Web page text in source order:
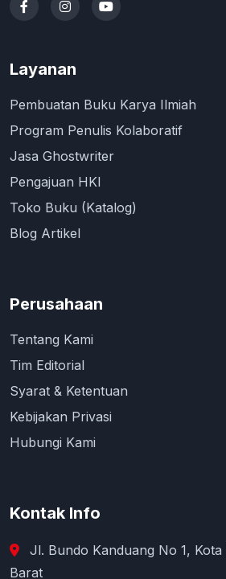
Layanan
Pembuatan Buku Karya Ilmiah
Program Penulis Kolaboratif
Jasa Ghostwriter
Pengajuan HKI
Toko Buku (Katalog)
Blog Artikel
Perusahaan
Tentang Kami
Tim Editorial
Syarat & Ketentuan
Kebijakan Privasi
Hubungi Kami
Kontak Info
Jl. Bundo Kanduang No 1,
Barat